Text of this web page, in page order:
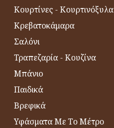
Κουρτίνες - Κουρτινόξυλα
Κρεβατοκάμαρα
Σαλόνι
Τραπεζαρία - Κουζίνα
Μπάνιο
Παιδικά
Βρεφικά
Υφάσματα Με Το Μέτρο